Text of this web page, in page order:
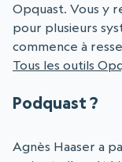
Opquast. Vous y
pour plusieurs
commence à
Tous les outils
Podquast ?
Agnès Haaser a